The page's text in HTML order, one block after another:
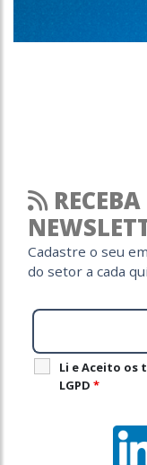
Cadastre o seu
do setor a cada
Li e Aceito os
LGPD *